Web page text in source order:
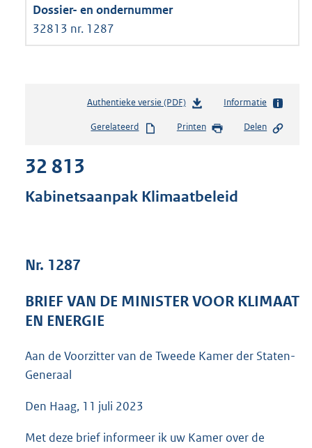
32813 nr. 1287
Authentieke versie (PDF)b
s
s
e
6
Informatie
Gerelateerd Printen Delen
32 813
Kabinetsaanpak Klimaatbeleid
Nr. 1287
BRIEF VAN DE MINISTER VOOR KLIMAAT
EN ENERGIE
Aan de Voorzitter van de Tweede Kamer der Staten-
Generaal
Den Haag, 11 juli 2023
Met deze brief informeer ik uw Kamer over de